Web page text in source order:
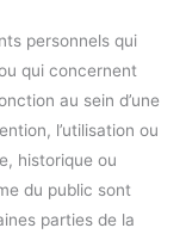
personnels qui
qui concernent
au sein d’une
l’utilisation ou
historique ou
du public sont
parties de la